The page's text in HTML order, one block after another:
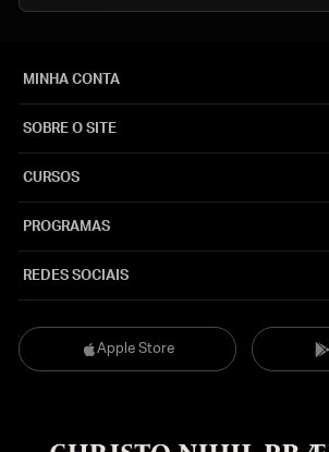
Apple Store
MINHA CONTA
SOBRE O SITE
CURSOS
PROGRAMAS
REDES SOCIAIS